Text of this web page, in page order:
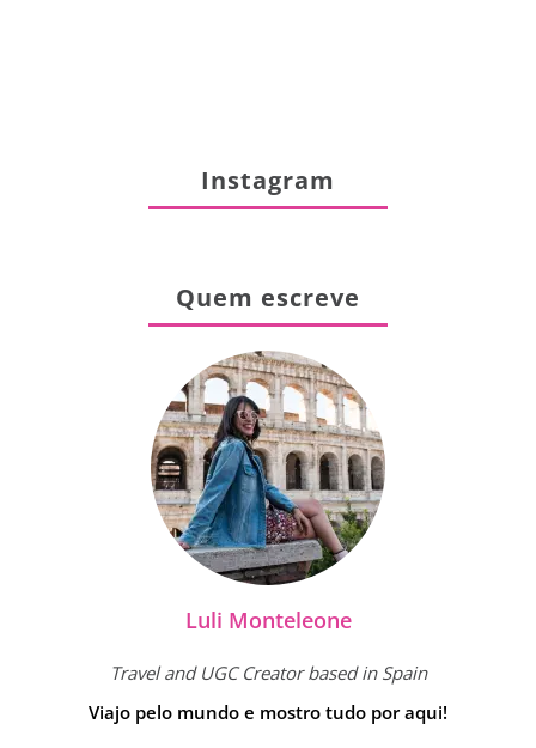
Instagram
Quem escreve
Luli Monteleone
Travel and UGC Creator based in Spain
Viajo pelo mundo e mostro tudo por aqui!